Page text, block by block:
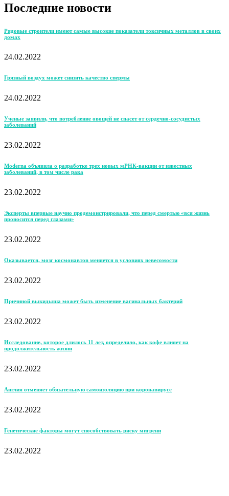
Последние новости
Рядовые строители имеют самые высокие показатели токсичных металлов в своих
домах
24.02.2022
Грязный воздух может снизить качество спермы
24.02.2022
Ученые заявили, что потребление овощей не спасет от сердечно-сосудистых
заболеваний
23.02.2022
Moderna объявила о разработке трех новых мРНК-вакцин от известных
заболеваний, в том числе рака
23.02.2022
Эксперты впервые научно продемонстрировали, что перед смертью «вся жизнь
проносится перед глазами»
23.02.2022
Оказывается, мозг космонавтов меняется в условиях невесомости
23.02.2022
Причиной выкидыша может быть изменение вагинальных бактерий
23.02.2022
Исследование, которое длилось 11 лет, определило, как кофе влияет на
продолжительность жизни
23.02.2022
Англия отменяет обязательную самоизоляцию при коронавирусе
23.02.2022
Генетические факторы могут способствовать риску мигрени
23.02.2022